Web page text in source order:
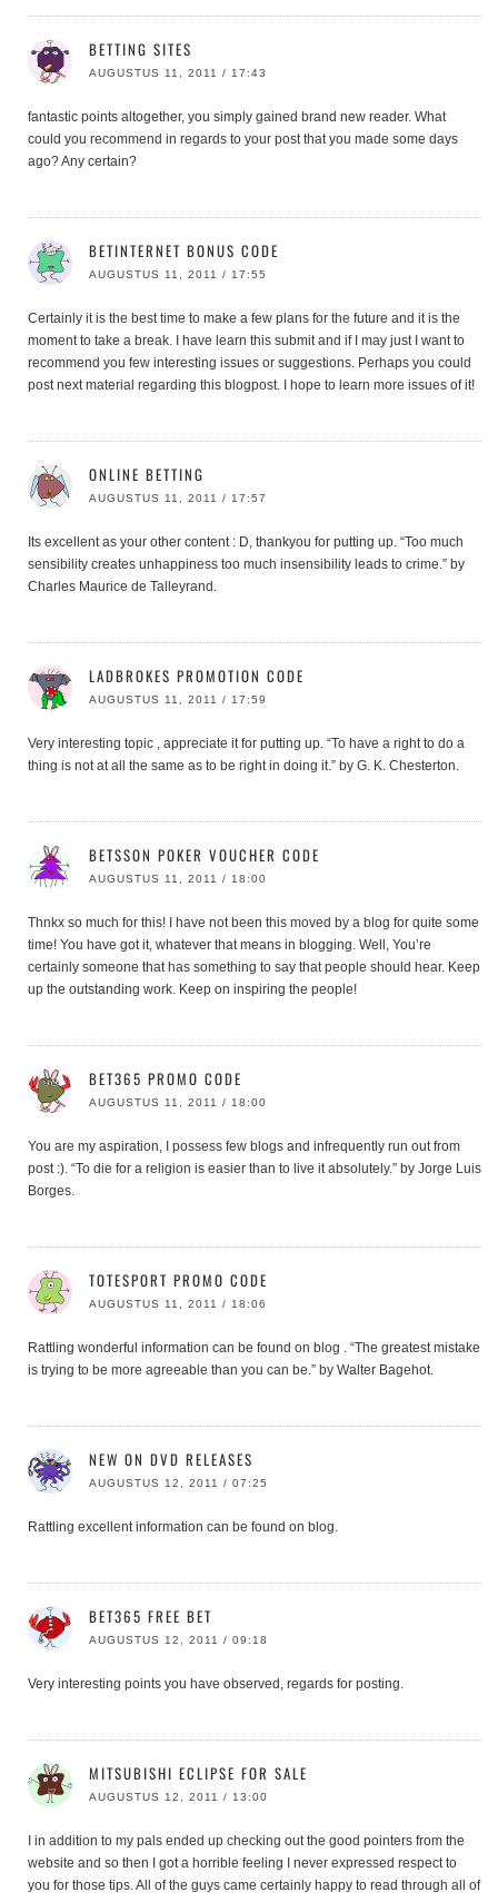
BETTING SITES
AUGUSTUS 11, 2011 / 17:43
fantastic points altogether, you simply gained brand new reader. What
could you recommend in regards to your post that you made some days
ago? Any certain?
BETINTERNET BONUS CODE
AUGUSTUS 11, 2011 / 17:55
Certainly it is the best time to make a few plans for the future and it is the
moment to take a break. I have learn this submit and if I may just I want to
recommend you few interesting issues or suggestions. Perhaps you could
post next material regarding this blogpost. I hope to learn more issues of it!
ONLINE BETTING
AUGUSTUS 11, 2011 / 17:57
Its excellent as your other content : D, thankyou for putting up. “Too much
sensibility creates unhappiness too much insensibility leads to crime.” by
Charles Maurice de Talleyrand.
LADBROKES PROMOTION CODE
AUGUSTUS 11, 2011 / 17:59
Very interesting topic , appreciate it for putting up. “To have a right to do a
thing is not at all the same as to be right in doing it.” by G. K. Chesterton.
BETSSON POKER VOUCHER CODE
AUGUSTUS 11, 2011 / 18:00
Thnkx so much for this! I have not been this moved by a blog for quite some
time! You have got it, whatever that means in blogging. Well, You’re
certainly someone that has something to say that people should hear. Keep
up the outstanding work. Keep on inspiring the people!
BET365 PROMO CODE
AUGUSTUS 11, 2011 / 18:00
You are my aspiration, I possess few blogs and infrequently run out from
post :). “To die for a religion is easier than to live it absolutely.” by Jorge Luis
Borges.
TOTESPORT PROMO CODE
AUGUSTUS 11, 2011 / 18:06
Rattling wonderful information can be found on blog . “The greatest mistake
is trying to be more agreeable than you can be.” by Walter Bagehot.
NEW ON DVD RELEASES
AUGUSTUS 12, 2011 / 07:25
Rattling excellent information can be found on blog.
BET365 FREE BET
AUGUSTUS 12, 2011 / 09:18
Very interesting points you have observed, regards for posting.
MITSUBISHI ECLIPSE FOR SALE
AUGUSTUS 12, 2011 / 13:00
I in addition to my pals ended up checking out the good pointers from the
website and so then I got a horrible feeling I never expressed respect to
you for those tips. All of the guys came certainly happy to read through all of